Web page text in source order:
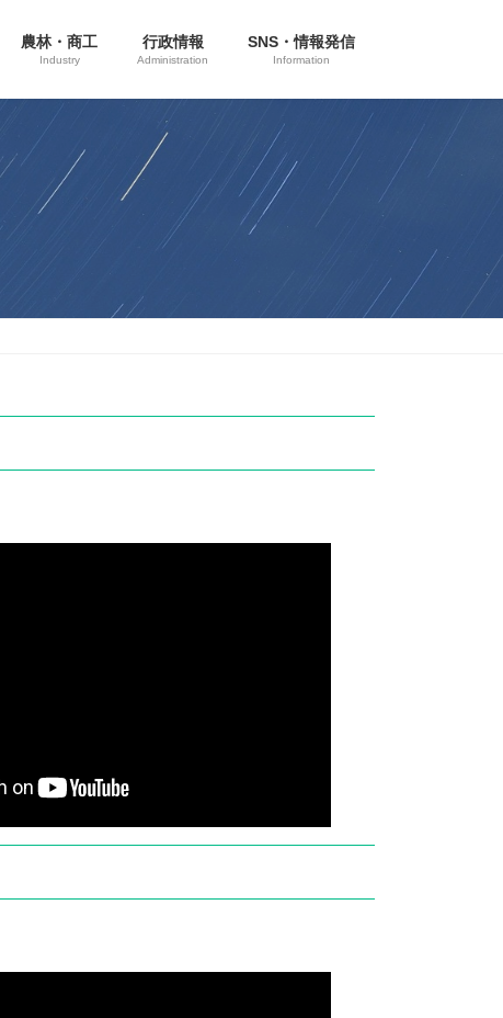
農林・商工
Industry
行政情報
Administration
SNS・情報発信
Information